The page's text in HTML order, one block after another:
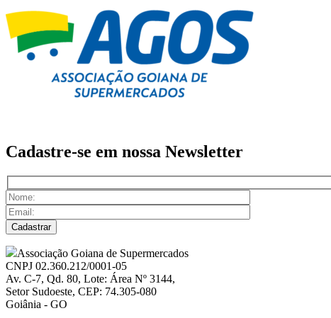
Cadastre-se em nossa Newsletter
Associação Goiana de Supermercados
CNPJ 02.360.212/0001-05
Av. C-7, Qd. 80, Lote: Área Nº 3144,
Setor Sudoeste, CEP: 74.305-080
Goiânia - GO